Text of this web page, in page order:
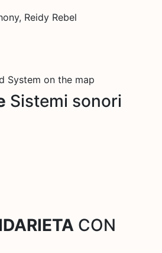
Reidy Rebel
System on the map
Sistemi sonori
CON